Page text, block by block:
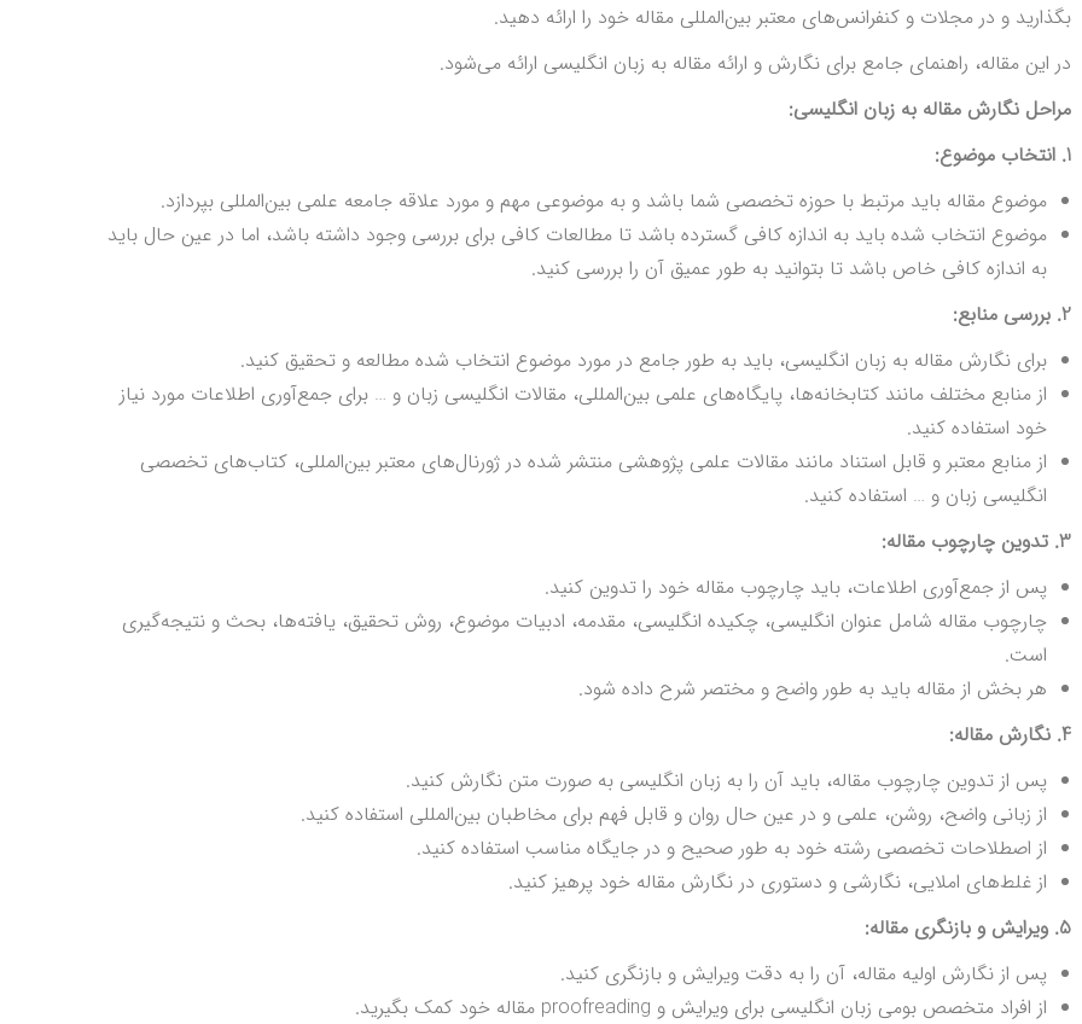
بگذارید و در مجلات و کنفرانس‌های معتبر بین‌المللی مقاله خود را ارائه دهید.
در این مقاله، راهنمای جامع برای نگارش و ارائه مقاله به زبان انگلیسی ارائه می‌شود.
مراحل نگارش مقاله به زبان انگلیسی:
1. انتخاب موضوع:
موضوع مقاله باید مرتبط با حوزه تخصصی شما باشد و به موضوعی مهم و مورد علاقه جامعه علمی بین‌المللی بپردازد.
موضوع انتخاب شده باید به اندازه کافی گسترده باشد تا مطالعات کافی برای بررسی وجود داشته باشد، اما در عین حال باید
به اندازه کافی خاص باشد تا بتوانید به طور عمیق آن را بررسی کنید.
2. بررسی منابع:
برای نگارش مقاله به زبان انگلیسی، باید به طور جامع در مورد موضوع انتخاب شده مطالعه و تحقیق کنید.
از منابع مختلف مانند کتابخانه‌ها، پایگاه‌های علمی بین‌المللی، مقالات انگلیسی زبان و … برای جمع‌آوری اطلاعات مورد نیاز
خود استفاده کنید.
از منابع معتبر و قابل استناد مانند مقالات علمی پژوهشی منتشر شده در ژورنال‌های معتبر بین‌المللی، کتاب‌های تخصصی
انگلیسی زبان و … استفاده کنید.
3. تدوین چارچوب مقاله:
پس از جمع‌آوری اطلاعات، باید چارچوب مقاله خود را تدوین کنید.
چارچوب مقاله شامل عنوان انگلیسی، چکیده انگلیسی، مقدمه، ادبیات موضوع، روش تحقیق، یافته‌ها، بحث و نتیجه‌گیری
است.
هر بخش از مقاله باید به طور واضح و مختصر شرح داده شود.
4. نگارش مقاله:
پس از تدوین چارچوب مقاله، باید آن را به زبان انگلیسی به صورت متن نگارش کنید.
از زبانی واضح، روشن، علمی و در عین حال روان و قابل فهم برای مخاطبان بین‌المللی استفاده کنید.
از اصطلاحات تخصصی رشته خود به طور صحیح و در جایگاه مناسب استفاده کنید.
از غلط‌های املایی، نگارشی و دستوری در نگارش مقاله خود پرهیز کنید.
5. ویرایش و بازنگری مقاله:
پس از نگارش اولیه مقاله، آن را به دقت ویرایش و بازنگری کنید.
از افراد متخصص بومی زبان انگلیسی برای ویرایش و proofreading مقاله خود کمک بگیرید.